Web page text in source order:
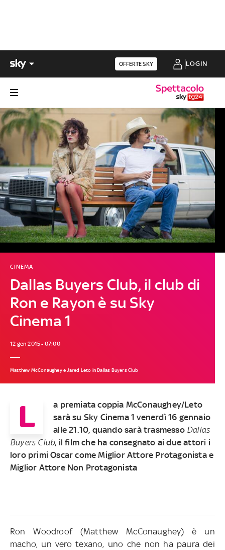
OFFERTE SKY LOGIN
Dallas Buyers Club, il club di
Ron e Rayon è su Sky
Cinema 1
CINEMA
12 gen 2015 - 07:00
Matthew McConaughey e Jared Leto in Dallas Buyers Club
L
a premiata coppia McConaughey/Leto
sarà su Sky Cinema 1 venerdì 16 gennaio
alle 21.10, quando sarà trasmesso Dallas
Buyers Club, il film che ha consegnato ai due attori i
loro primi Oscar come Miglior Attore Protagonista e
Miglior Attore Non Protagonista
Ron Woodroof (Matthew McConaughey) è un
macho, un vero texano, uno che non ha paura dei